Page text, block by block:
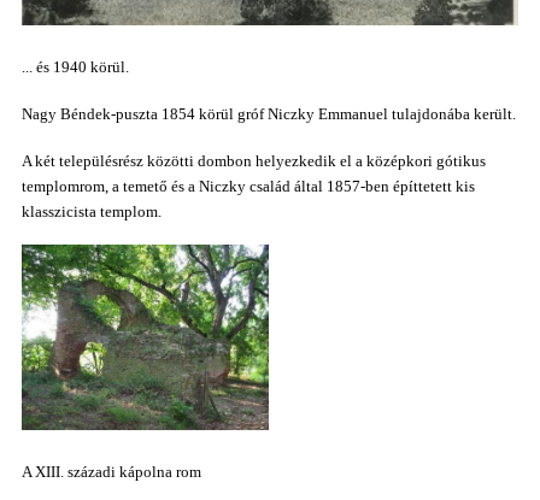
... és 1940 körül.
Nagy Béndek-puszta 1854 körül gróf Niczky Emmanuel tulajdonába került.
A két településrész közötti dombon helyezkedik el a középkori gótikus
templomrom, a temető és a Niczky család által 1857-ben építtetett kis
klasszicista templom.
A XIII. századi kápolna rom